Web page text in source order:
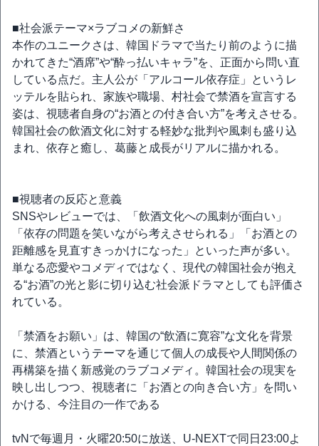
■社会派テーマ×ラブコメの新鮮さ
本作のユニークさは、韓国ドラマで当たり前のように描
かれてきた“酒席”や“酔っ払いキャラ”を、正面から問い直
している点だ。主人公が「アルコール依存症」というレ
ッテルを貼られ、家族や職場、村社会で禁酒を宣言する
姿は、視聴者自身の“お酒との付き合い方”を考えさせる。
韓国社会の飲酒文化に対する軽妙な批判や風刺も盛り込
まれ、依存と癒し、葛藤と成長がリアルに描かれる。
■視聴者の反応と意義
SNSやレビューでは、「飲酒文化への風刺が面白い」
「依存の問題を笑いながら考えさせられる」「お酒との
距離感を見直すきっかけになった」といった声が多い。
単なる恋愛やコメディではなく、現代の韓国社会が抱え
る“お酒”の光と影に切り込む社会派ドラマとしても評価さ
れている。
「禁酒をお願い」は、韓国の“飲酒に寛容”な文化を背景
に、禁酒というテーマを通じて個人の成長や人間関係の
再構築を描く新感覚のラブコメディ。韓国社会の現実を
映し出しつつ、視聴者に「お酒との向き合い方」を問い
かける、今注目の一作である
tvNで毎週月・火曜20:50に放送、U-NEXTで同日23:00よ